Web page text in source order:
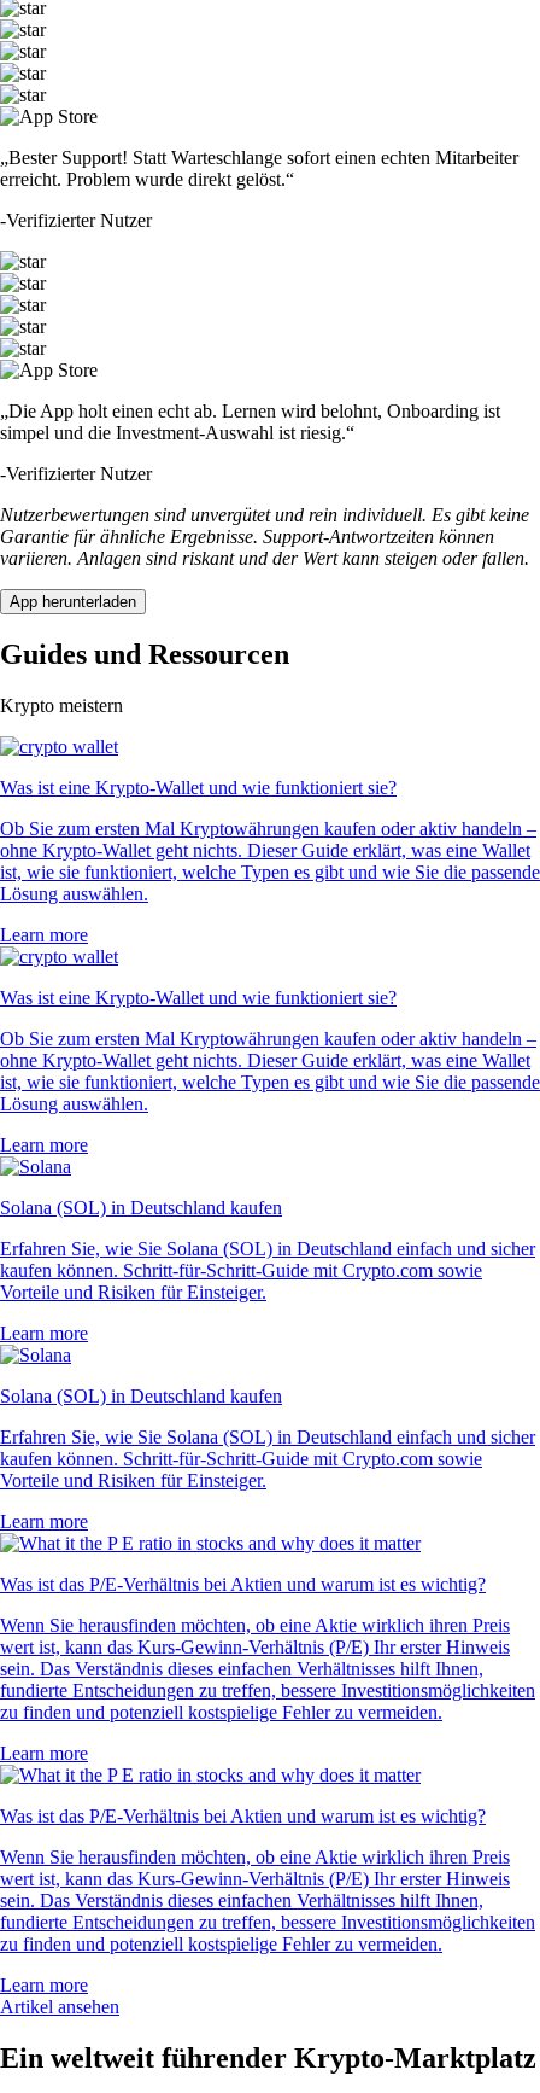
„Bester Support! Statt Warteschlange sofort einen echten Mitarbeiter
erreicht. Problem wurde direkt gelöst.“
-Verifizierter Nutzer
„Die App holt einen echt ab. Lernen wird belohnt, Onboarding ist
simpel und die Investment-Auswahl ist riesig.“
-Verifizierter Nutzer
Nutzerbewertungen sind unvergütet und rein individuell. Es gibt keine
Garantie für ähnliche Ergebnisse. Support-Antwortzeiten können
variieren. Anlagen sind riskant und der Wert kann steigen oder fallen.
App herunterladen
Guides und Ressourcen
Krypto meistern
Was ist eine Krypto-Wallet und wie funktioniert sie?
Ob Sie zum ersten Mal Kryptowährungen kaufen oder aktiv handeln –
ohne Krypto-Wallet geht nichts. Dieser Guide erklärt, was eine Wallet
ist, wie sie funktioniert, welche Typen es gibt und wie Sie die passende
Lösung auswählen.
Learn more
Was ist eine Krypto-Wallet und wie funktioniert sie?
Ob Sie zum ersten Mal Kryptowährungen kaufen oder aktiv handeln –
ohne Krypto-Wallet geht nichts. Dieser Guide erklärt, was eine Wallet
ist, wie sie funktioniert, welche Typen es gibt und wie Sie die passende
Lösung auswählen.
Learn more
Solana (SOL) in Deutschland kaufen
Erfahren Sie, wie Sie Solana (SOL) in Deutschland einfach und sicher
kaufen können. Schritt-für-Schritt-Guide mit Crypto.com sowie
Vorteile und Risiken für Einsteiger.
Learn more
Solana (SOL) in Deutschland kaufen
Erfahren Sie, wie Sie Solana (SOL) in Deutschland einfach und sicher
kaufen können. Schritt-für-Schritt-Guide mit Crypto.com sowie
Vorteile und Risiken für Einsteiger.
Learn more
Was ist das P/E-Verhältnis bei Aktien und warum ist es wichtig?
Wenn Sie herausfinden möchten, ob eine Aktie wirklich ihren Preis
wert ist, kann das Kurs-Gewinn-Verhältnis (P/E) Ihr erster Hinweis
sein. Das Verständnis dieses einfachen Verhältnisses hilft Ihnen,
fundierte Entscheidungen zu treffen, bessere Investitionsmöglichkeiten
zu finden und potenziell kostspielige Fehler zu vermeiden.
Learn more
Was ist das P/E-Verhältnis bei Aktien und warum ist es wichtig?
Wenn Sie herausfinden möchten, ob eine Aktie wirklich ihren Preis
wert ist, kann das Kurs-Gewinn-Verhältnis (P/E) Ihr erster Hinweis
sein. Das Verständnis dieses einfachen Verhältnisses hilft Ihnen,
fundierte Entscheidungen zu treffen, bessere Investitionsmöglichkeiten
zu finden und potenziell kostspielige Fehler zu vermeiden.
Learn more
Artikel ansehen
Ein weltweit führender Krypto-Marktplatz